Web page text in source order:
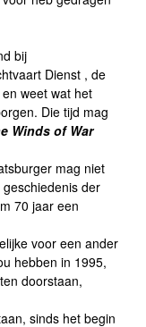
bij
Dienst , de
weet wat het
Die tijd mag
Winds of War
mag niet
der
70 jaar een
voor een ander
hebben in 1995,
doorstaan,
sinds het begin